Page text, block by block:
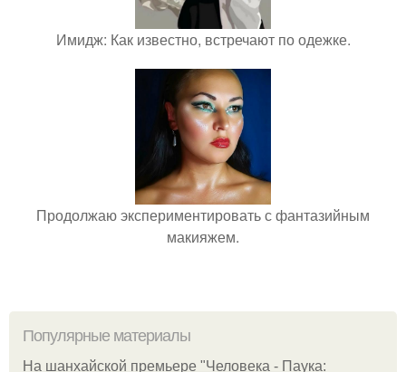
Имидж: Как известно, встречают по одежке.
Продолжаю экспериментировать с фантазийным
макияжем.
Популярные материалы
На шанхайской премьере "Человека - Паука: